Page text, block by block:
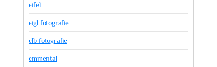
eifel
eigl fotografie
elb fotografie
emmental